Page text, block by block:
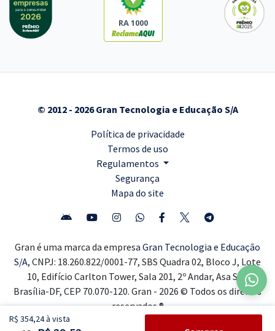
R$ 354,24 à vista
RA 1000
© 2012 - 2026 Gran Tecnologia e Educação S/A
Política de privacidade
Termos de uso
Regulamentos
Segurança
Mapa do site
Gran é uma marca da empresa Gran Tecnologia e Educação
S/A, CNPJ: 18.260.822/0001-77, SBS Quadra 02, Bloco J, Lote
10, Edifício Carlton Tower, Sala 201, 2º Andar, Asa Sul,
Brasília-DF, CEP 70.070-120. Gran - 2026 © Todos os direitos
reservados ®